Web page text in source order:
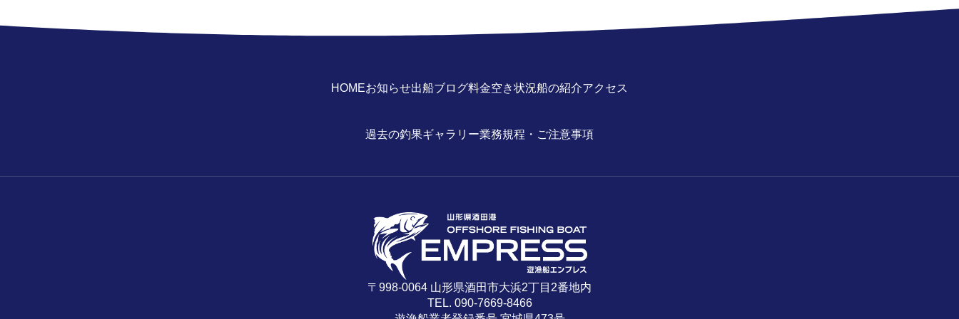
HOMEお知らせ出船ブログ料金空き状況船の紹介アクセス
過去の釣果ギャラリー業務規程・ご注意事項
〒998-0064 山形県酒田市大浜2丁目2番地内
TEL. 090-7669-8466